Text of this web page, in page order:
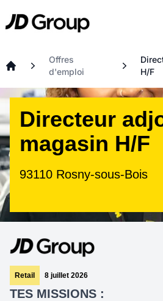
JD
Offres
d'emploi
H/F
Directeur
magasin H/F
93110 Rosny-sous-Bois
Retail 8 juillet 2026
TES MISSIONS :